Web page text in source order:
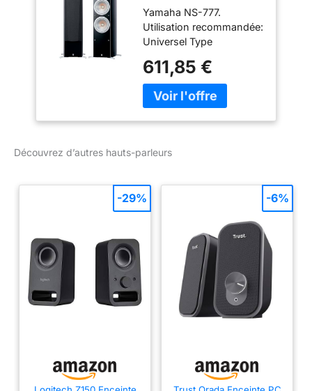
parleurs (3-Voies,
avec Fil, 100 W, 30-
35000 Hz, 6 Ohm,
Noir)
Yamaha NS-777.
Utilisation recommandée:
Universel Type
Technologie de
connectivité: Avec fil.
Puissance évaluée de
Sensibilité: 89 dB.
611,85 €
Découvrez d’autres hauts-parleurs
-29% -6%